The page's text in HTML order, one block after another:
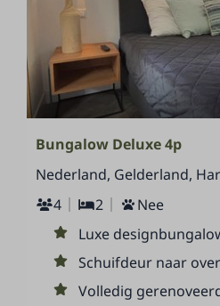
Bungalow Deluxe 4p
Nederland, Gelderland,
4
2
Nee
Luxe
Schuifdeur naar
Volledig